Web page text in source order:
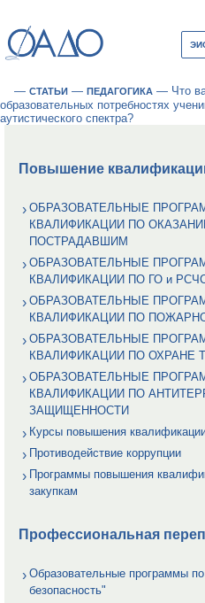
— СТАТЬИ — ПЕДАГОГИКА — Что
образовательных потребностях
аутистического спектра?
Повышение
ОБРАЗОВАТЕЛЬНЫЕ
КВАЛИФИКАЦИИ ПО
ПОСТРАДАВШИМ
ОБРАЗОВАТЕЛЬНЫЕ
КВАЛИФИКАЦИИ ПО ГО и
ОБРАЗОВАТЕЛЬНЫЕ
КВАЛИФИКАЦИИ ПО
ОБРАЗОВАТЕЛЬНЫЕ
КВАЛИФИКАЦИИ ПО ОХРАНЕ
ОБРАЗОВАТЕЛЬНЫЕ
КВАЛИФИКАЦИИ ПО
ЗАЩИЩЕННОСТИ
Курсы повышения
Противодействие коррупции
Программы повышения
закупкам
Профессиональная
Образовательные программы
безопасность"